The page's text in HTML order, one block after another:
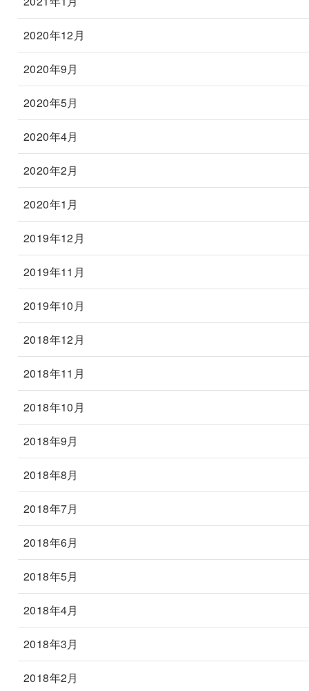
2020年12月
2020年9月
2020年5月
2020年4月
2020年2月
2020年1月
2019年12月
2019年11月
2019年10月
2018年12月
2018年11月
2018年10月
2018年9月
2018年8月
2018年7月
2018年6月
2018年5月
2018年4月
2018年3月
2018年2月